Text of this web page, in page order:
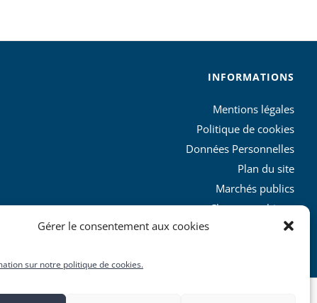
Gérer le consentement aux cookies
sur notre politique de cookies.
INFORMATIONS
Mentions légales
Politique de cookies
Données Personnelles
Plan du site
Marchés publics
Charte graphique
L’agglo recrute